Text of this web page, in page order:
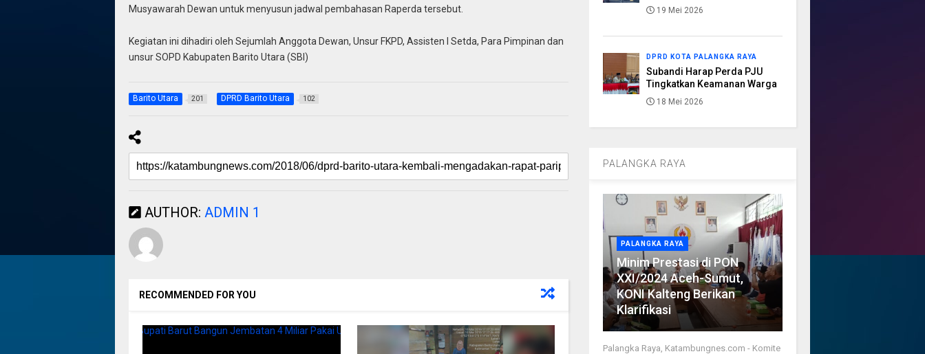
Musyawarah Dewan untuk menyusun jadwal pembahasan Raperda tersebut.
Kegiatan ini dihadiri oleh Sejumlah Anggota Dewan, Unsur FKPD, Assisten I Setda, Para Pimpinan dan
unsur SOPD Kabupaten Barito Utara (SBI)
Barito Utara 201 DPRD Barito Utara 102
AUTHOR: ADMIN 1
RECOMMENDED FOR YOU
19 Mei 2026
DPRD KOTA PALANGKA RAYA
Subandi Harap Perda PJU
Tingkatkan Keamanan Warga
18 Mei 2026
PALANGKA RAYA
PALANGKA RAYA
Minim Prestasi di PON
XXI/2024 Aceh-Sumut,
KONI Kalteng Berikan
Klarifikasi
Palangka Raya, Katambungnes.com - Komite